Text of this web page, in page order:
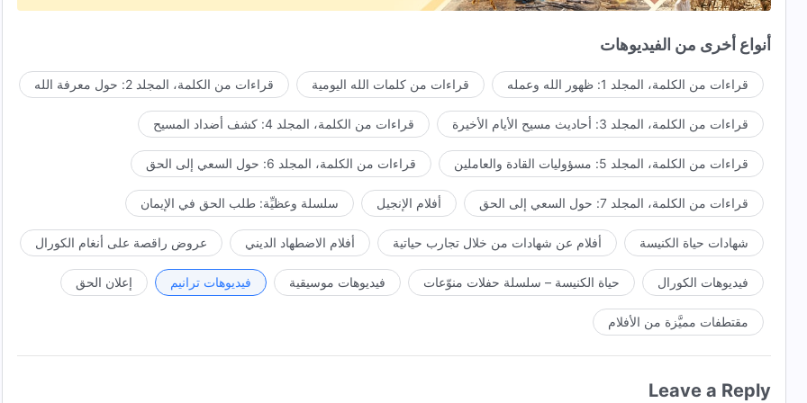
الحقُّ يجب أنْ يمتلكوا،
زيفًا وشرًّا لا يضمروا.
موقفًا صحيحًا يتَّخذوا،
وعن الهدف لا ينحرفوا،
على التَّضحية يقدموا،
في سبيل العدل والحقِّ يحاربوا.
القرار
يجب على الشَّباب التَّصميم على التَّمييز والسَّعي للعدل والحقِّ،
والسَّعي إلى كلِّ رائعٍ وجميل،
أنواع أخرى من الفيديوهات
قراءات من الكلمة، المجلد 1: ظهور الله وعمله قراءات من كلمات الله اليومية قراءات من الكلمة، المجلد 2: حول معرفة الله
قراءات من الكلمة، المجلد 3: أحاديث مسيح الأيام الأخيرة قراءات من الكلمة، المجلد 4: كشف أضداد المسيح
قراءات من الكلمة، المجلد 5: مسؤوليات القادة والعاملين قراءات من الكلمة، المجلد 6: حول السعي إلى الحق
قراءات من الكلمة، المجلد 7: حول السعي إلى الحق أفلام الإنجيل سلسلة وعظيِّة: طلب الحق في الإيمان
شهادات حياة الكنيسة أفلام عن شهادات من خلال تجارب حياتية أفلام الاضطهاد الديني عروض راقصة على أنغام الكورال
فيديوهات الكورال حياة الكنيسة – سلسلة حفلات منوّعات فيديوهات موسيقية فيديوهات ترانيم إعلان الحق
مقتطفات مميَّزة من الأفلام
Leave a Reply